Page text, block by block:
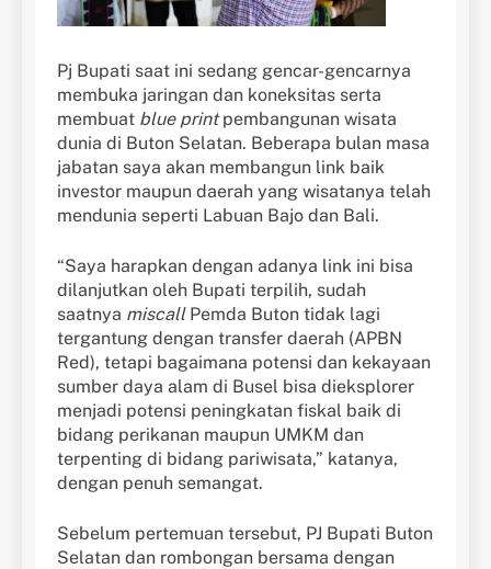
Pj Bupati saat ini sedang gencar-gencarnya
membuka jaringan dan koneksitas serta
membuat blue printpembangunan wisata
dunia di Buton Selatan. Beberapa bulan masa
jabatan saya akan membangun link baik
investor maupun daerah yang wisatanya telah
mendunia seperti Labuan Bajo dan Bali.
“Saya harapkan dengan adanya link ini bisa
dilanjutkan oleh Bupati terpilih, sudah
saatnya miscallPemda Buton tidak lagi
tergantung dengan transfer daerah (APBN
Red), tetapi bagaimana potensi dan kekayaan
sumber daya alam di Busel bisa dieksplorer
menjadi potensi peningkatan fiskal baik di
bidang perikanan maupun UMKM dan
terpenting di bidang pariwisata,” katanya,
dengan penuh semangat.
Sebelum pertemuan tersebut, PJ Bupati Buton
Selatan dan rombongan bersama dengan